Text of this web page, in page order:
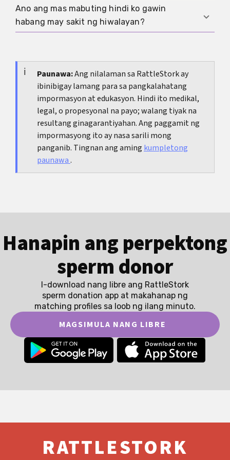
social media, at malinaw na proteksyon sa tulog.
kung nadadagdagan ito ng kawalan ng pag-asa,
matinding takot, o isip ng pananakit sa sarili. Sa
ganoong sitwasyon, napakahalaga ng suporta
propesyonal.
Oo. Tipikal sa sakit ng hiwalayan ang halo-halo at
pabago-bagong damdamin. Hindi nito
sabay-sabay na tumatakbo.
Ano ang mas mabuting hindi ko gawin
habang may sakit ng hiwalayan?
check ng profile, walang katapusang pagbabasa
ng lumang chat, contact nang walang malinaw
na hangganan, alak bilang pangunahing paraan,
at ganap na pag-iisa ay mas nagpapalala ng
sitwasyon kaysa lumulutas dito.
Paunawa:Ang nilalaman sa RattleStork ay
ibinibigay lamang para sa pangkalahatang
impormasyon at edukasyon. Hindi ito medikal,
legal, o propesyonal na payo; walang tiyak na
resultang ginagarantiyahan. Ang paggamit ng
impormasyong ito ay nasa sarili mong
panganib. Tingnan ang amingkumpletong
paunawa.
Hanapin ang perpektong
sperm donor
I-download nang libre ang RattleStork
sperm donation app at makahanap ng
matching profiles sa loob ng ilang minuto.
MAGSIMULA NANG LIBRE
RATTLESTORK